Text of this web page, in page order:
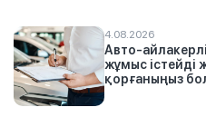
4.08.2026
Авто-
жұмыс істейді
қорғаныңыз